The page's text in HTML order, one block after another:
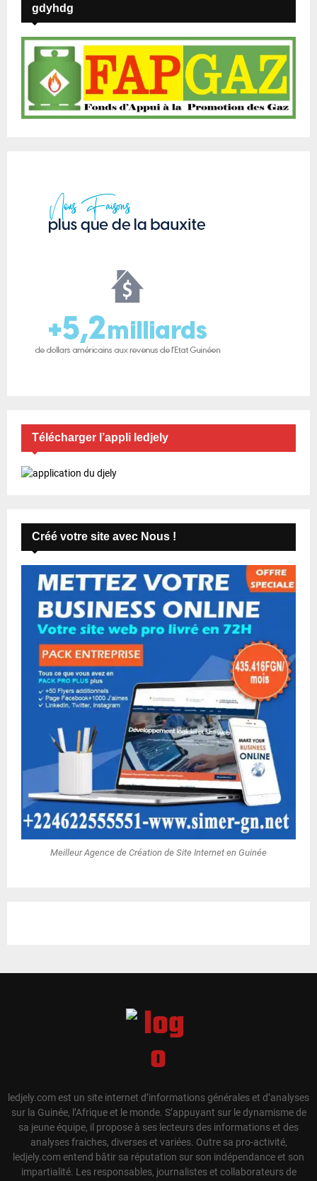
gdyhdg
Télécharger l’appli ledjely
Créé votre site avec Nous !
Meilleur Agence de Création de Site Internet en Guinée
ledjely.com est un site internet d’informations générales et d’analyses
sur la Guinée, l’Afrique et le monde. S’appuyant sur le dynamisme de
sa jeune équipe, il propose à ses lecteurs des informations et des
analyses fraiches, diverses et variées. Outre sa pro-activité,
ledjely.com entend bâtir sa réputation sur son indépendance et son
impartialité. Les responsables, journalistes et collaborateurs de